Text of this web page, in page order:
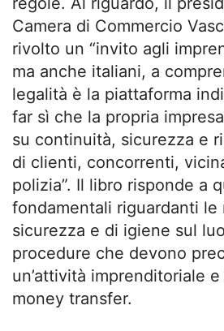
Camera di Commercio
rivolto un “invito agli
ma anche italiani, a
legalità è la piattaforma
far sì che la propria
su continuità, sicurezza e
di clienti, concorrenti,
polizia”. Il libro risponde a
fondamentali riguardanti le
sicurezza e di igiene sul
procedure che devono
un’attività imprenditoriale e
money transfer.